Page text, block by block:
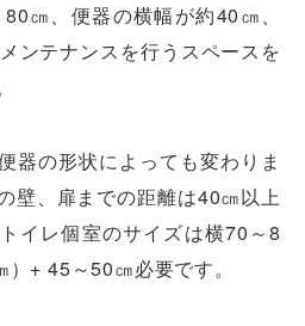
㎝、便器の横幅が約40㎝、
ンテナンスを行うスペースを
器の形状によっても変わりま
壁、扉までの距離は40㎝以上
イレ個室のサイズは横70～8
+ 45～50㎝必要です。